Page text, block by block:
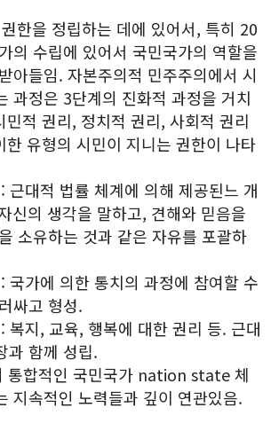
한을 정립하는 데에 있어서, 특히 20
의 수립에 있어서 국민국가의 역할을
아들임. 자본주의적 민주주의에서 시
과정은 3단계의 진화적 과정을 거치
민적 권리, 정치적 권리, 사회적 권리
한 유형의 시민이 지니는 권한이 나타
근대적 법률 체계에 의해 제공된느 개
신의 생각을 말하고, 견해와 믿음을
소유하는 것과 같은 자유를 포괄하
국가에 의한 통치의 과정에 참여할 수
싸고 형성.
복지, 교육, 행복에 대한 권리 등. 근대
과 함께 성립.
통합적인 국민국가 nation state 체
지속적인 노력들과 깊이 연관있음.